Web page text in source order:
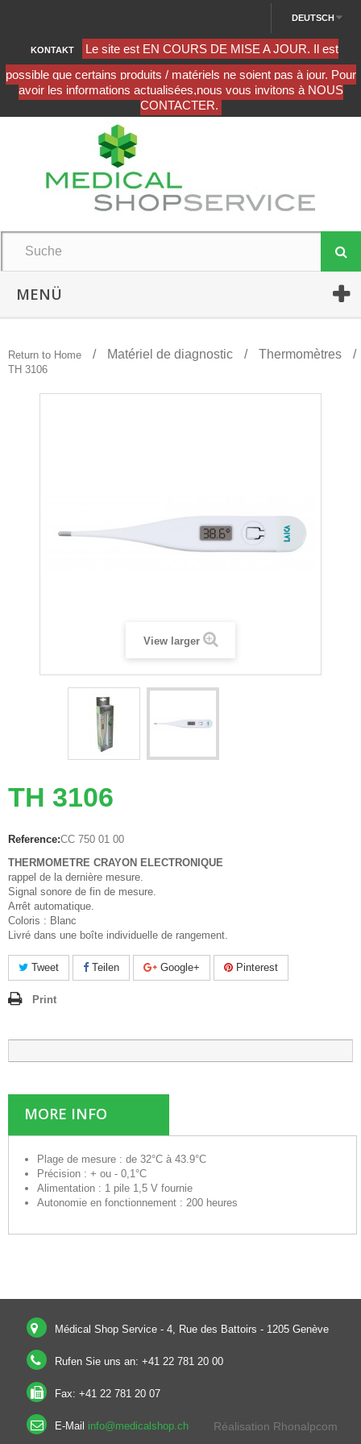
DEUTSCH
KONTAKT
MENÜ
Return to Home Matériel de diagnostic Thermomètres
TH 3106
View larger
TH 3106
Reference:CC 750 01 00
THERMOMETRE CRAYON ELECTRONIQUE
rappel de la dernière mesure.
Signal sonore de fin de mesure.
Arrêt automatique.
Coloris : Blanc
Livré dans une boîte individuelle de rangement.
Tweet Teilen Google+ Pinterest
Print
MORE INFO
Plage de mesure : de 32°C à 43.9°C
Précision : + ou - 0,1°C
Alimentation : 1 pile 1,5 V fournie
Autonomie en fonctionnement : 200 heures
Médical Shop Service - 4, Rue des Battoirs - 1205 Genève
(Suisse)Rufen Sie uns an: +41 22 781 20 00
Fax: +41 22 781 20 07
E-Mail info@medicalshop.ch Réalisation Rhonalpcom